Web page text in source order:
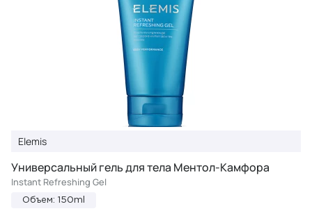
Elemis
Универсальный гель для тела Ментол-Камфора
Instant Refreshing Gel
Объем: 150ml